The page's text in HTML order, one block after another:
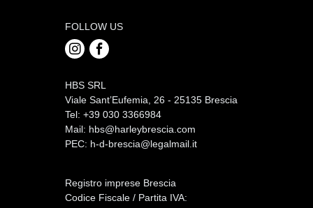
FOLLOW US
HBS SRL
Viale Sant’Eufemia, 26 - 25135 Brescia
Tel: +39 030 3366984
Mail: hbs@harleybrescia.com
PEC: h-d-brescia@legalmail.it
Registro imprese Brescia
Codice Fiscale / Partita IVA: